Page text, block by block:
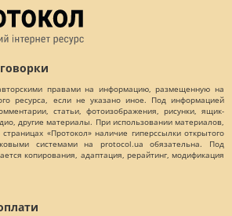
правами на информацию, размещенную на
ресурса, если не указано иное. Под информацией
статьи, фотоизображения, рисунки, ящик-
другие материалы. При использовании материалов,
«Протокол» наличие гиперссылки открытого
системами на protocol.ua обязательна. Под
копирования, адаптация, рерайтинг, модификация